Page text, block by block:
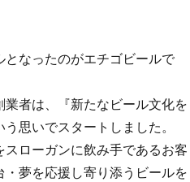
となったのがエチゴビールで
業者は、『新たなビール文化を
思いでスタートしました。
スローガンに飲み手であるお客
夢を応援し寄り添うビールを